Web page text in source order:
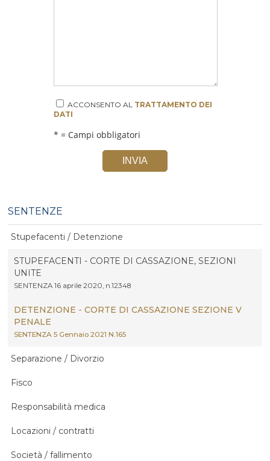
ACCONSENTO AL TRATTAMENTO DEI
DATI
* = Campi obbligatori
INVIA
SENTENZE
Stupefacenti / Detenzione
STUPEFACENTI - CORTE DI CASSAZIONE, SEZIONI
UNITE
SENTENZA 16 aprile 2020, n.12348
DETENZIONE - CORTE DI CASSAZIONE SEZIONE V
PENALE
SENTENZA 5 Gennaio 2021 N.165
Separazione / Divorzio
Fisco
Responsabilità medica
Locazioni / contratti
Società / fallimento